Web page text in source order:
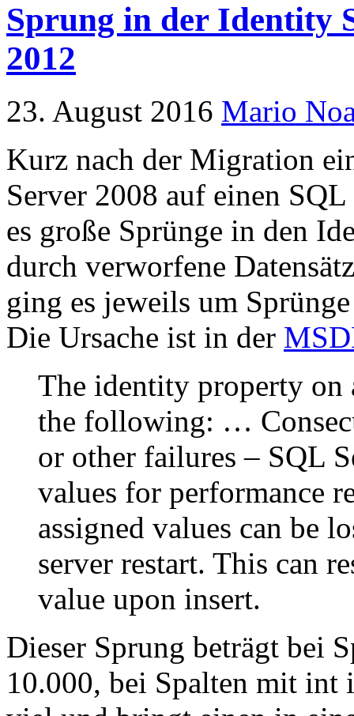
Sprung in der Identity
2012
23. August 2016 Mario
Kurz nach der Migration
Server 2008 auf einen
es große Sprünge in den
durch verworfene
ging es jeweils um
Die Ursache ist in der
The identity property on
the following: …
or other failures – SQL
values for performance
assigned values can be
server restart. This can
value upon insert.
Dieser Sprung beträgt bei
10.000, bei Spalten mit int